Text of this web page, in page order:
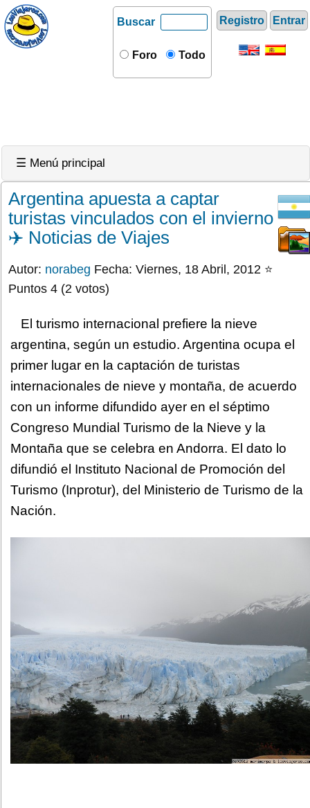
Registro Entrar
Buscar
Foro Todo
☰ Menú principal
Argentina apuesta a captar
turistas vinculados con el invierno
✈️ Noticias de Viajes
Autor: norabeg Fecha: Viernes, 18 Abril, 2012 ⭐
Puntos 4 (2 votos)
El turismo internacional prefiere la nieve
argentina, según un estudio. Argentina ocupa el
primer lugar en la captación de turistas
internacionales de nieve y montaña, de acuerdo
con un informe difundido ayer en el séptimo
Congreso Mundial Turismo de la Nieve y la
Montaña que se celebra en Andorra. El dato lo
difundió el Instituto Nacional de Promoción del
Turismo (Inprotur), del Ministerio de Turismo de la
Nación.